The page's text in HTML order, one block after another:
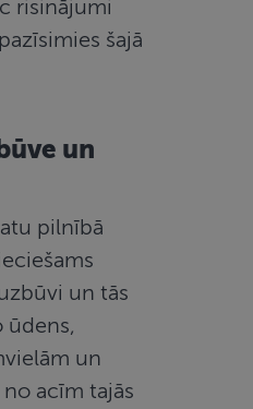
risinājumi
šajā
un
pilnībā
un tās
ūdens,
un
acīm tajās